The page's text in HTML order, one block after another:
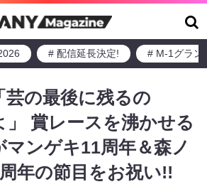
# 配信延長決定! # M-1グラン
芸の最後に残るの
」 賞レースを沸かせる
マンゲキ11周年＆森ノ
年の節目をお祝い!!